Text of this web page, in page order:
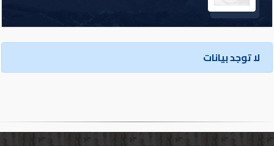
سيارات
جديدة
سيارات
تسجيل
الدخول
لا توجد بيانات